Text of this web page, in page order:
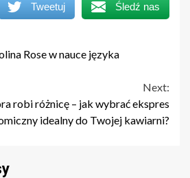
Tweetuj Śledź nas
Rose w nauce języka
Next:
robi różnicę – jak wybrać ekspres
idealny do Twojej kawiarni?